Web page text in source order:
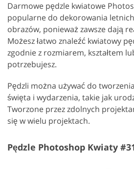
Darmowe pędzle kwiatowe
popularne do dekorowania
obrazów, ponieważ zawsze dają
Możesz łatwo znaleźć kwiatowy
zgodnie z rozmiarem, kształtem
potrzebujesz.
Pędzli można używać do
święta i wydarzenia, takie jak
Tworzone przez zdolnych
się w wielu projektach.
Pędzle Photoshop Kwiaty